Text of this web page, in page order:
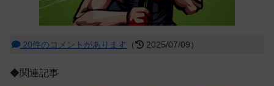
20件のコメントがあります （ 2025/07/09）
◆関連記事